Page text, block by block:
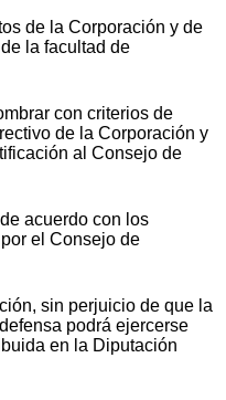
de la Corporación y de
la facultad de
con criterios de
de la Corporación y
al Consejo de
acuerdo con los
el Consejo de
sin perjuicio de que la
podrá ejercerse
en la Diputación